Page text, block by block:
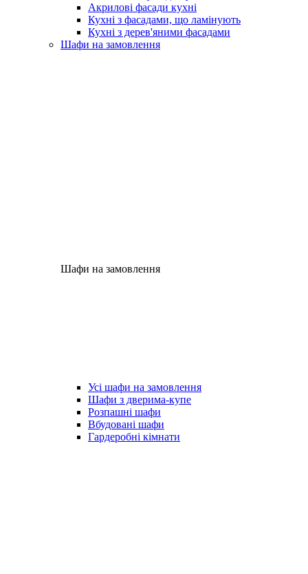
Акрилові фасади кухні
Кухні з фасадами, що ламінують
Кухні з дерев'яними фасадами
Шафи на замовлення
Шафи на замовлення
Усі шафи на замовлення
Шафи з дверима-купе
Розпашні шафи
Вбудовані шафи
Гардеробні кімнати